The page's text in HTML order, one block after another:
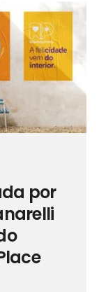
por